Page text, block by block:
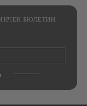
БЮЛЕТИН: